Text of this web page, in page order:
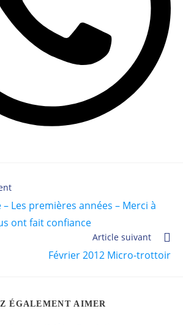
– Les premières années – Merci à
ont fait confiance
Article suivant
Février 2012 Micro-trottoir
ÉGALEMENT AIMER